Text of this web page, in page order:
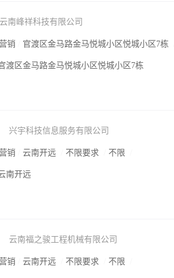
云南峰祥科技有限公司
销 官渡区金马路金马悦城小区悦城小区7栋
渡区金马路金马悦城小区悦城小区7栋
兴宇科技信息服务有限公司
销 云南开远 不限要求 不限
南开远
云南福之骏工程机械有限公司
销 云南开远 不限要求 不限